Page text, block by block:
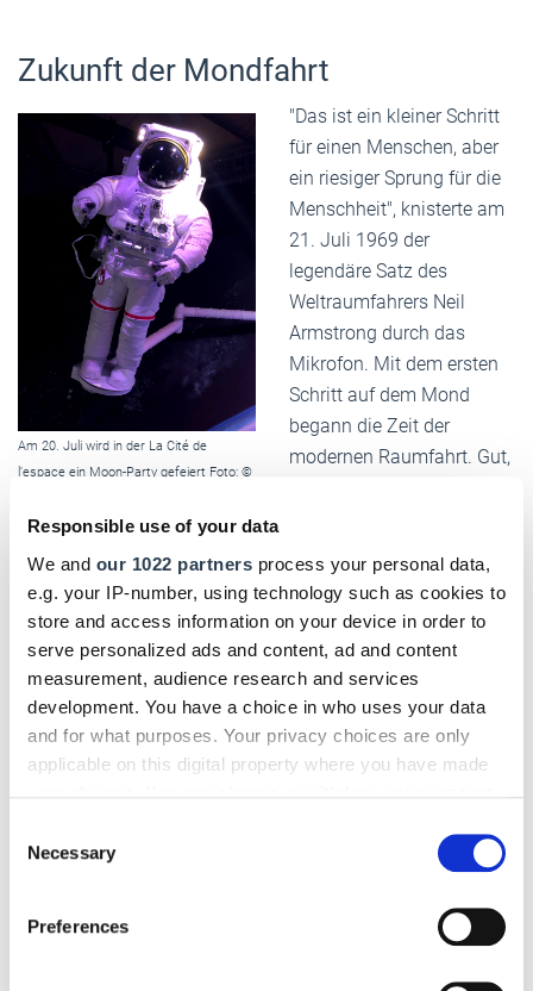
Responsible use of your data
We and our 1022 partners process your personal data,
e.g. your IP-number, using technology such as cookies to
store and access information on your device in order to
serve personalized ads and content, ad and content
measurement, audience research and services
development. You have a choice in who uses your data
and for what purposes. Your privacy choices are only
applicable on this digital property where you have made
the Privacy trigger icon.
Collect information about your geographical location
Selection
Necessary
Preferences
Zukunft der Mondfahrt
Am 20. Juli wird in der La Cité de
l‘espace ein Moon-Party gefeiert Foto: ©
"Das ist ein kleiner Schritt
für einen Menschen, aber
ein riesiger Sprung für die
Menschheit", knisterte am
21. Juli 1969 der
legendäre Satz des
Weltraumfahrers Neil
Armstrong durch das
Mikrofon. Mit dem ersten
Schritt auf dem Mond
begann die Zeit der
modernen Raumfahrt. Gut,
Jubiläum am 20. Juli mit einer Moon-Party zu feiern. In der
Weltraum-Ausstellung
"Cité de l’espace" gewährt die
Sonderschau "LUNE: EPISODE II" einen Rückblick auf die
erste Mondlandung und vermittelt einen Blick auf die
zukünftigen Projekte des Mondprogramms. Wer mag, kann
in einem Simulator gleich auch noch den Moon-Walk üben.
Und wer weiß: Vielleicht ist es schon bald eine Ariane-
Und die wurde immerhin von der Airbus Group entwickelt.